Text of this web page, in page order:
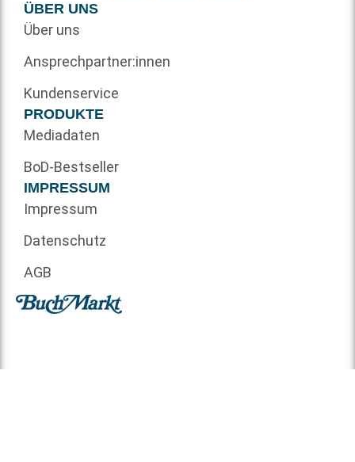
ÜBER UNS
Über uns
Ansprechpartner:innen
Kundenservice
PRODUKTE
Mediadaten
BoD-Bestseller
IMPRESSUM
Impressum
Datenschutz
AGB